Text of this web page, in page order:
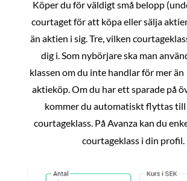
Köper du för väldigt små belopp
courtaget för att köpa eller sälja
än aktien i sig. Tre, vilken
dig i. Som nybörjare ska man
klassen om du inte handlar för mer
aktieköp. Om du har ett sparade på
kommer du automatiskt flyttas till
courtageklass. På Avanza kan du
courtageklass i din profil.